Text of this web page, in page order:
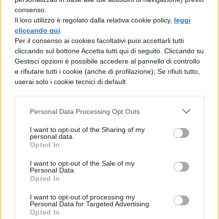
consenso.
Il loro utilizzo è regolato dalla relativa cookie policy, leggi
cliccando qui
Per il consenso ai cookies facoltativi puoi accettarli tutti
cliccando sul bottone Accetta tutti qui di seguito. Cliccando su
Gestisci opzioni è possibile accedere al pannello di controllo
e rifiutare tutti i cookie (anche di profilazione); Se rifiuti tutto,
userai solo i cookie tecnici di default.
Personal Data Processing Opt Outs
I want to opt-out of the Sharing of my
personal data.
Opted In
I want to opt-out of the Sale of my
Personal Data.
Opted In
I want to opt-out of processing my
Personal Data for Targeted Advertising.
Opted In
stato nulla da fare. L'uomo è stato arrestato
con l'accusa di
aggravatoed è risultatopositivo ai
cannabinoidi e agli oppiacei; l'attore
non avrebbe dovuto trovarsi alla guida in
quanto gli era stata sospesa la patente a
causa dell'uso di stupefacenti. I suoi
avvocati hanno chiesto gli arresti
domiciliari, ma per il momento rimarrà in
non dispone di braccialetti elettronici.
vediamo quali altre star sono state